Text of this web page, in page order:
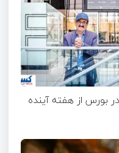
بورس از هفته آینده